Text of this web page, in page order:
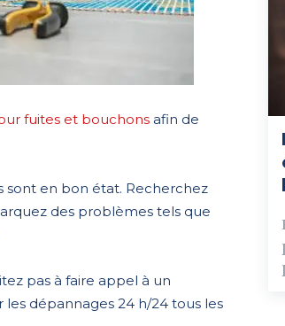
fuites et bouchons afin de
sont en bon état. Recherchez
des problèmes tels que
pas à faire appel à un
dépannages 24 h/24 tous les